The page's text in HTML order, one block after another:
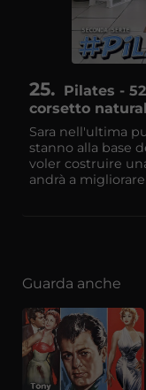
25
Pilates -
corsetto
Sara nell'ultima
stanno alla base
voler costruire
andrà a
Guarda anche